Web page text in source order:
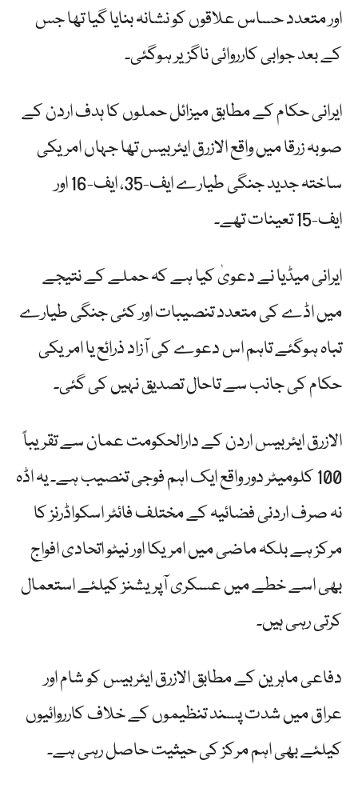
اور متعدد حساس علاقوں کو نشانہ بنایا گیا تھا جس
کے بعد جوابی کارروائی ناگزیر ہوگئی۔
ایرانی حکام کے مطابق میزائل حملوں کا ہدف اردن کے
صوبہ زرقا میں واقع الازرق ایئربیس تھا جہاں امریکی
ساختہ جدید جنگی طیارے ایف-35، ایف-16 اور
ایف-15 تعینات تھے۔
ایرانی میڈیا نے دعویٰ کیا ہے کہ حملے کے نتیجے
میں اڈے کی متعدد تنصیبات اور کئی جنگی طیارے
تباہ ہوگئے تاہم اس دعوے کی آزاد ذرائع یا امریکی
حکام کی جانب سے تاحال تصدیق نہیں کی گئی۔
الازرق ایئربیس اردن کے دارالحکومت عمان سے تقریباً
100 کلومیٹر دور واقع ایک اہم فوجی تنصیب ہے۔ یہ اڈہ
نہ صرف اردنی فضائیہ کے مختلف فائٹر اسکواڈرنز کا
مرکز ہے بلکہ ماضی میں امریکا اور نیٹو اتحادی افواج
بھی اسے خطے میں عسکری آپریشنز کیلئے استعمال
کرتی رہی ہیں۔
دفاعی ماہرین کے مطابق الازرق ایئربیس کو شام اور
عراق میں شدت پسند تنظیموں کے خلاف کارروائیوں
کیلئے بھی اہم مرکز کی حیثیت حاصل رہی ہے۔